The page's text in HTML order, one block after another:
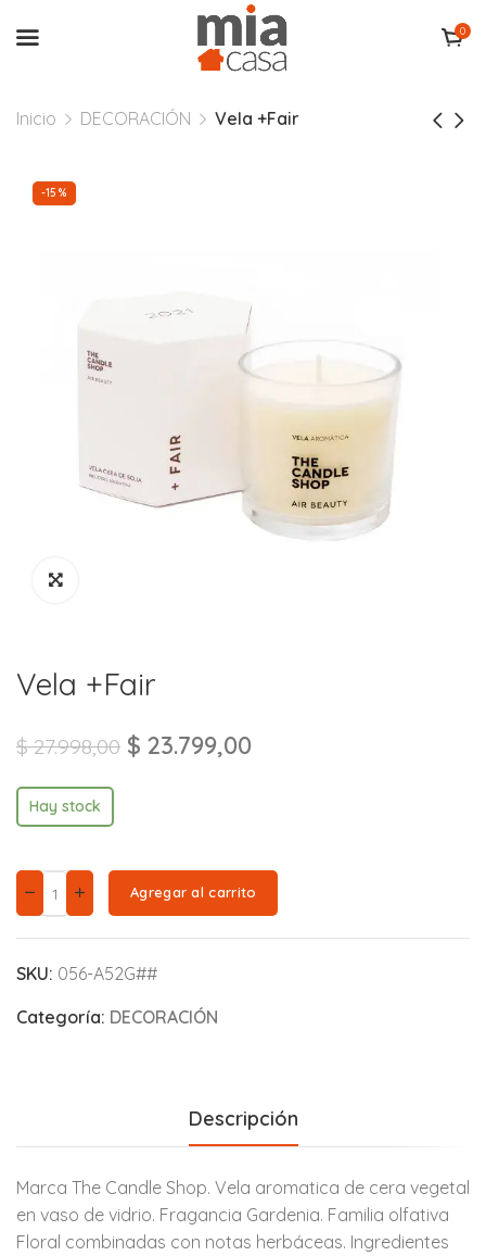
0
Inicio DECORACIÓN Vela +Fair
-15%
Vela +Fair
$27.998,00 $ 23.799,00
Hay stock
Agregar al carrito
SKU: 056-A52G##
Categoría: DECORACIÓN
Descripción
Marca The Candle Shop. Vela aromatica de cera vegetal
en vaso de vidrio. Fragancia Gardenia. Familia olfativa
Floral combinadas con notas herbáceas. Ingredientes